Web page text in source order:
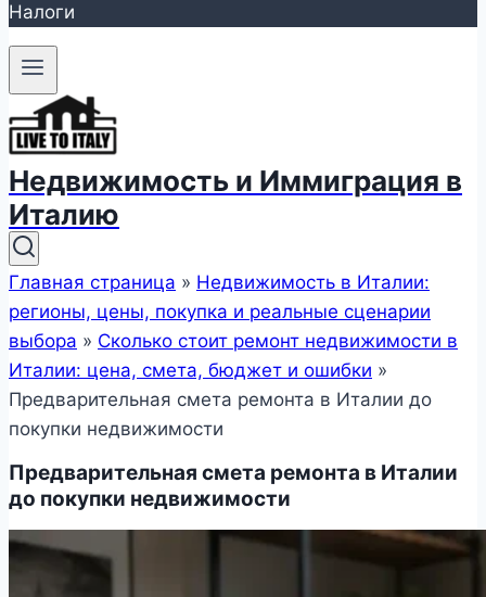
Налоги
Недвижимость и Иммиграция в
Италию
Главная страница » Недвижимость в Италии:
регионы, цены, покупка и реальные сценарии
выбора » Сколько стоит ремонт недвижимости в
Италии: цена, смета, бюджет и ошибки »
Предварительная смета ремонта в Италии до
покупки недвижимости
Предварительная смета ремонта в Италии
до покупки недвижимости